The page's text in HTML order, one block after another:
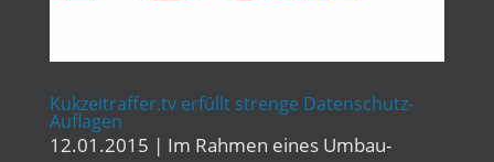
Kukzeitraffer.tv erfüllt strenge Datenschutz-
Auflagen
12.01.2015 | Im Rahmen eines Umbau-